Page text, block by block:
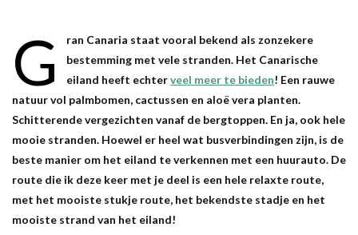
G
ran Canaria staat vooral bekend als zonzekere
bestemming met vele stranden. Het Canarische
eiland heeft echterveel meer te bieden! Een rauwe
natuur vol palmbomen, cactussen en aloë vera planten.
Schitterende vergezichten vanaf de bergtoppen. En ja, ook hele
mooie stranden. Hoewel er heel wat busverbindingen zijn, is de
beste manier om het eiland te verkennen met een huurauto. De
route die ik deze keer met je deel is een hele relaxte route,
met het mooiste stukje route, het bekendste stadje en het
mooiste strand van het eiland!